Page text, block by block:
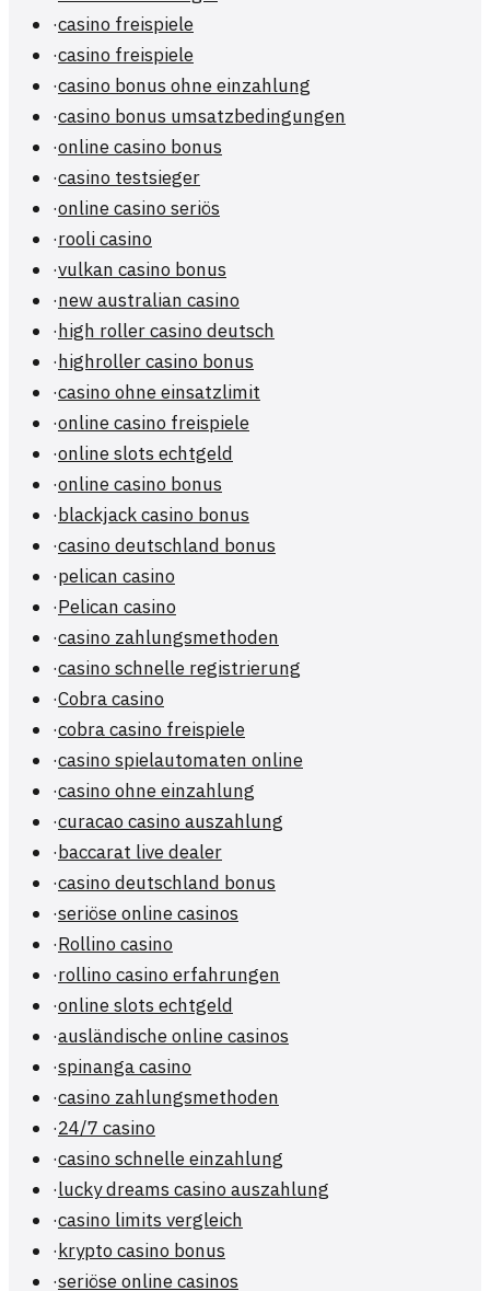
·casino freispiele
·casino freispiele
·casino bonus ohne einzahlung
·casino bonus umsatzbedingungen
·online casino bonus
·casino testsieger
·online casino seriös
·rooli casino
·vulkan casino bonus
·new australian casino
·high roller casino deutsch
·highroller casino bonus
·casino ohne einsatzlimit
·online casino freispiele
·online slots echtgeld
·online casino bonus
·blackjack casino bonus
·casino deutschland bonus
·pelican casino
·Pelican casino
·casino zahlungsmethoden
·casino schnelle registrierung
·Cobra casino
·cobra casino freispiele
·casino spielautomaten online
·casino ohne einzahlung
·curacao casino auszahlung
·baccarat live dealer
·casino deutschland bonus
·seriöse online casinos
·Rollino casino
·rollino casino erfahrungen
·online slots echtgeld
·ausländische online casinos
·spinanga casino
·casino zahlungsmethoden
·24/7 casino
·casino schnelle einzahlung
·lucky dreams casino auszahlung
·casino limits vergleich
·krypto casino bonus
·seriöse online casinos